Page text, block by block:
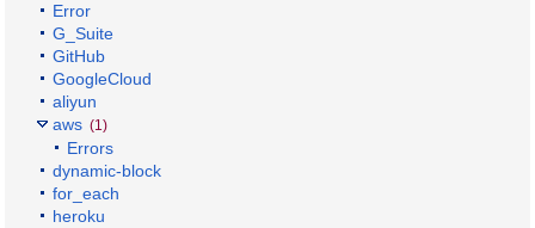
Error
G_Suite
GitHub
GoogleCloud
aliyun
aws (1)
Errors
dynamic-block
for_each
heroku